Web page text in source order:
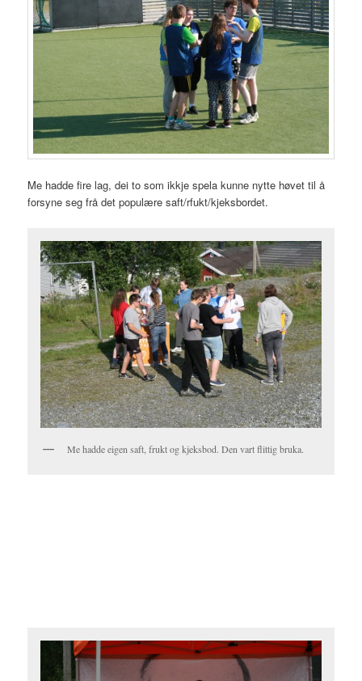
Me hadde fire lag, dei to som ikkje spela kunne nytte høvet til å
forsyne seg frå det populære saft/rfukt/kjeksbordet.
Me hadde eigen saft, frukt og kjeksbod. Den vart flittig bruka.